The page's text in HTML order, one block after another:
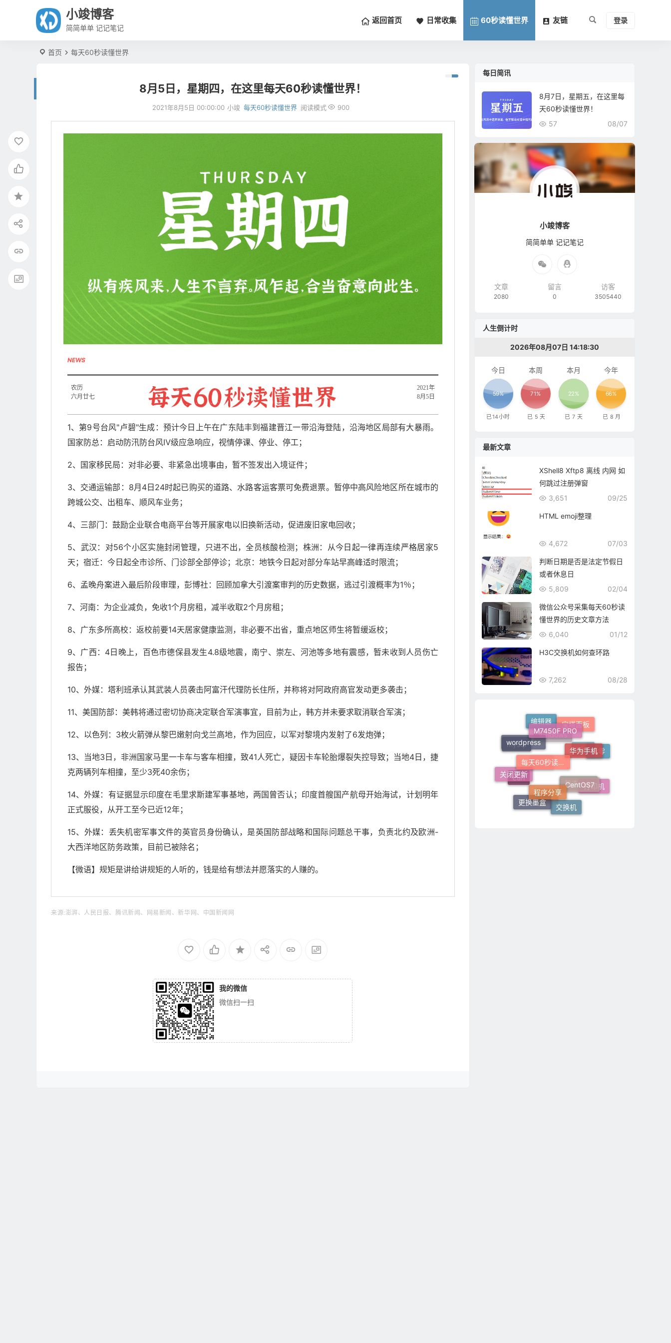
小竣博客
简简单单 记记笔记
返回首页 日常收集 60秒读懂世界 友链 登录
首页 每天60秒读懂世界
8月5日，星期四，在这里每天60秒读懂世界！
2021年8月5日 00:00:00 小竣 每天60秒读懂世界 900
阅读模式
NEWS
2021年
8月5日
农历
六月廿七
1、第9号台风"卢碧"生成：预计今日上午在广东陆丰到福建晋江一带沿海登陆，沿海地区局部有大暴雨。
国家防总：启动防汛防台风Ⅳ级应急响应，视情停课、停业、停工；
2、国家移民局：对非必要、非紧急出境事由，暂不签发出入境证件；
3、交通运输部：8月4日24时起已购买的道路、水路客运客票可免费退票。暂停中高风险地区所在城市的
跨城公交、出租车、顺风车业务；
4、三部门：鼓励企业联合电商平台等开展家电以旧换新活动，促进废旧家电回收；
5、武汉：对56个小区实施封闭管理，只进不出，全员核酸检测；株洲：从今日起一律再连续严格居家5
天；宿迁：今日起全市诊所、门诊部全部停诊；北京：地铁今日起对部分车站早高峰适时限流；
6、孟晚舟案进入最后阶段审理，彭博社：回顾加拿大引渡案审判的历史数据，逃过引渡概率为1％；
7、河南：为企业减负，免收1个月房租，减半收取2个月房租；
8、广东多所高校：返校前要14天居家健康监测，非必要不出省，重点地区师生将暂缓返校；
9、广西：4日晚上，百色市德保县发生4.8级地震，南宁、崇左、河池等多地有震感，暂未收到人员伤亡
报告；
10、外媒：塔利班承认其武装人员袭击阿富汗代理防长住所，并称将对阿政府高官发动更多袭击；
11、美国防部：美韩将通过密切协商决定联合军演事宜，目前为止，韩方并未要求取消联合军演；
12、以色列：3枚火箭弹从黎巴嫩射向戈兰高地，作为回应，以军对黎境内发射了6发炮弹；
13、当地3日，非洲国家马里一卡车与客车相撞，致41人死亡，疑因卡车轮胎爆裂失控导致；当地4日，捷
克两辆列车相撞，至少3死40余伤；
14、外媒：有证据显示印度在毛里求斯建军事基地，两国曾否认；印度首艘国产航母开始海试，计划明年
正式服役，从开工至今已近12年；
15、外媒：丢失机密军事文件的英官员身份确认，是英国防部战略和国际问题总干事，负责北约及欧洲-
大西洋地区防务政策，目前已被除名；
【微语】规矩是讲给讲规矩的人听的，钱是给有想法并愿落实的人赚的。
来源:澎湃、人民日报、腾讯新闻、网易新闻、新华网、中国新闻网
我的微信
微信扫一扫
每日简讯
8月7日，星期五，在这里每
天60秒读懂世界！
08/07
57
小竣博客
简简单单 记记笔记
文章
2080
留言
0
访客
3505440
人生倒计时
2026年08月07日 14:18:31
今日
59%
已14 小时
本周
71%
已 5 天
本月
22%
已 7 天
今年
66%
已 8 月
最新文章
XShell8 Xftp8 离线 内网 如
何跳过注册弹窗
09/25
3,651
HTML emoji整理
07/03
4,672
判断日期是否是法定节假日
或者休息日
02/04
5,809
微信公众号采集每天60秒读
懂世界的历史文章方法
01/12
6,040
H3C交换机如何查环路
08/28
7,262
windows
php
静态路由
h3c
curl
mysql
编辑器 宝塔面板
清零
打印机
交换机
更换墨盒
关闭更新
wordpress
M7450F PRO
华为手机
CentOS7
程序分享
每天60秒读懂世界